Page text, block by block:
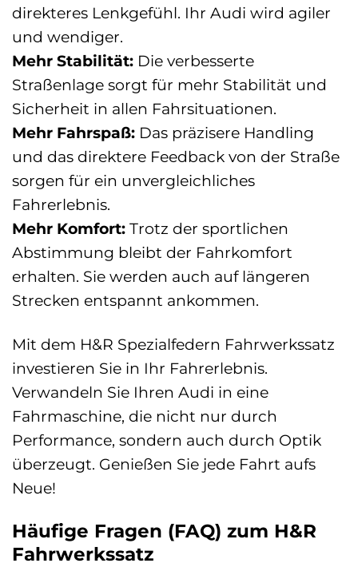
direkteres Lenkgefühl. Ihr Audi wird agiler
und wendiger.
Mehr Stabilität: Die verbesserte
Straßenlage sorgt für mehr Stabilität und
Sicherheit in allen Fahrsituationen.
Mehr Fahrspaß: Das präzisere Handling
und das direktere Feedback von der Straße
sorgen für ein unvergleichliches
Fahrerlebnis.
Mehr Komfort: Trotz der sportlichen
Abstimmung bleibt der Fahrkomfort
erhalten. Sie werden auch auf längeren
Strecken entspannt ankommen.
Mit dem H&R Spezialfedern Fahrwerkssatz
investieren Sie in Ihr Fahrerlebnis.
Verwandeln Sie Ihren Audi in eine
Fahrmaschine, die nicht nur durch
Performance, sondern auch durch Optik
überzeugt. Genießen Sie jede Fahrt aufs
Neue!
Häufige Fragen (FAQ) zum H&R
Fahrwerkssatz